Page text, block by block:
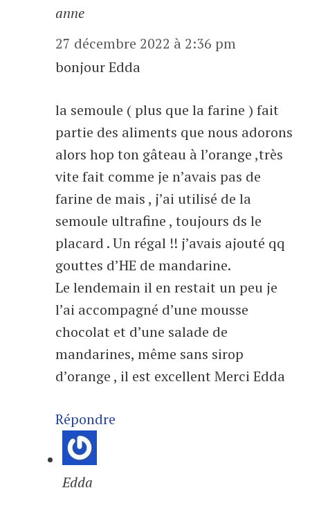
anne
27 décembre 2022 à 2:36 pm
bonjour Edda
la semoule ( plus que la farine ) fait
partie des aliments que nous adorons
alors hop ton gâteau à l’orange ,très
vite fait comme je n’avais pas de
farine de mais , j’ai utilisé de la
semoule ultrafine , toujours ds le
placard . Un régal !! j’avais ajouté qq
gouttes d’HE de mandarine.
Le lendemain il en restait un peu je
l’ai accompagné d’une mousse
chocolat et d’une salade de
mandarines, même sans sirop
d’orange , il est excellent Merci Edda
Répondre
Edda